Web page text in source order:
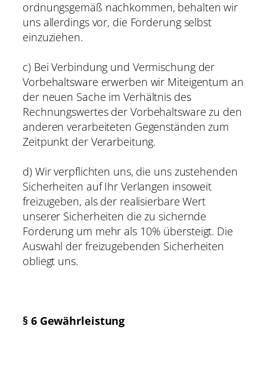
ordnungsgemäß nachkommen, behalten wir
uns allerdings vor, die Forderung selbst
einzuziehen.
c) Bei Verbindung und Vermischung der
Vorbehaltsware erwerben wir Miteigentum an
der neuen Sache im Verhältnis des
Rechnungswertes der Vorbehaltsware zu den
anderen verarbeiteten Gegenständen zum
Zeitpunkt der Verarbeitung.
d) Wir verpflichten uns, die uns zustehenden
Sicherheiten auf Ihr Verlangen insoweit
freizugeben, als der realisierbare Wert
unserer Sicherheiten die zu sichernde
Forderung um mehr als 10% übersteigt. Die
Auswahl der freizugebenden Sicherheiten
obliegt uns.
§ 6 Gewährleistung